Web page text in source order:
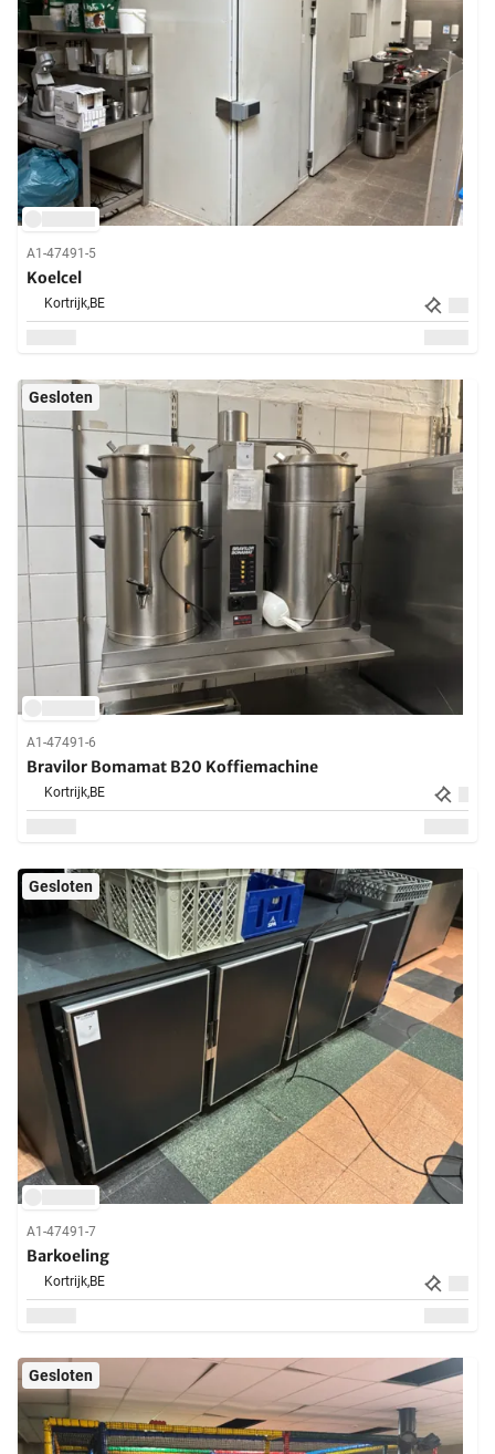
A1-47491-5
Koelcel
Kortrijk,BE
Gesloten
A1-47491-6
Bravilor Bomamat B20 Koffiemachine
Kortrijk,BE
Gesloten
A1-47491-7
Barkoeling
Kortrijk,BE
Gesloten